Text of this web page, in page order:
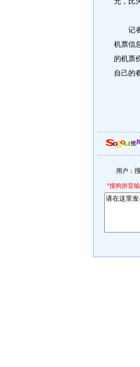
记者
机票信
的机票
自己的
用户：
*搜狗拼音